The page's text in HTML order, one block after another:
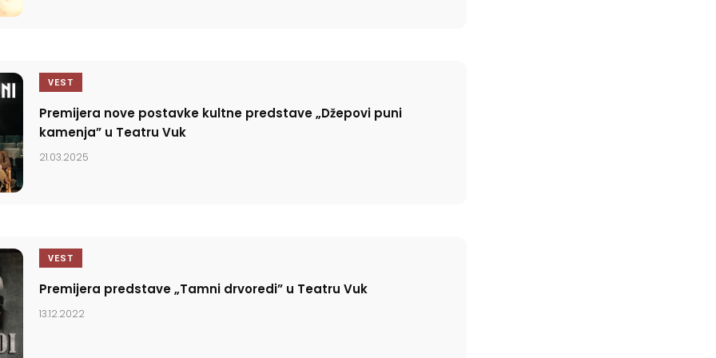
VEST
Premijera nove postavke kultne predstave „Džepovi puni
kamenja” u Teatru Vuk
21.03.2025
VEST
Premijera predstave „Tamni drvoredi” u Teatru Vuk
13.12.2022